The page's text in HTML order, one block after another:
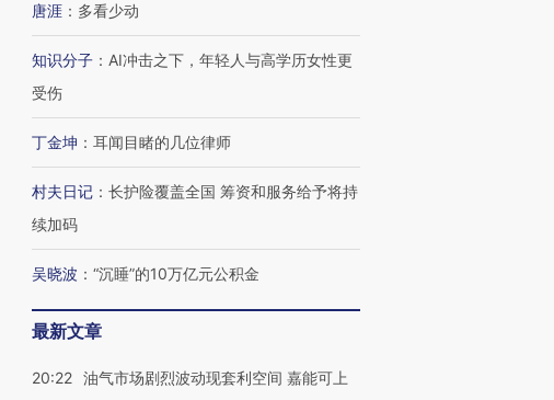
唐涯 ： 多看少动
知识分子 ： AI冲击之下，年轻人与高学历女性更
受伤
丁金坤 ： 耳闻目睹的几位律师
村夫日记 ： 长护险覆盖全国 筹资和服务给予将持
续加码
吴晓波 ： “沉睡”的10万亿元公积金
最新文章
20:22 油气市场剧烈波动现套利空间 嘉能可上